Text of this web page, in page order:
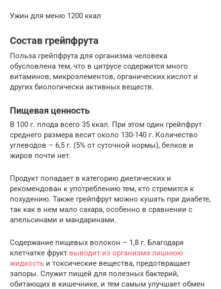
Ужин для меню 1200 ккал
Состав грейпфрута
Польза грейпфрута для организма человека
обусловлена тем, что в цитрусе содержится много
витаминов, микроэлементов, органических кислот и
других биологически активных веществ.
Пищевая ценность
В 100 г. плода всего 35 ккал. При этом один грейпфрут
среднего размера весит около 130-140 г. Количество
углеводов – 6,5 г. (5% от суточной нормы), белков и
жиров почти нет.
Продукт попадает в категорию диетических и
рекомендован к употреблению тем, кто стремится к
похудению. Также грейпфрут можно кушать при диабете,
так как в нем мало сахара, особенно в сравнении с
апельсинами и мандаринами.
Содержание пищевых волокон – 1,8 г. Благодаря
клетчатке фрукт выводит из организма лишнюю
жидкость и токсические вещества, предотвращает
запоры. Служит пищей для полезных бактерий,
обитающих в кишечнике, и тем самым улучшает обмен